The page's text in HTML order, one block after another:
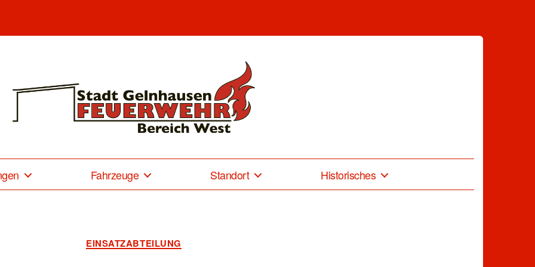
Feuerwehr
West
Fahrzeuge Standort Historisches
EINSATZABTEILUNG